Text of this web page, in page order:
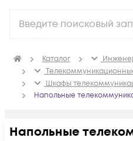
Каталог
Шкафы
Напольные
Напольные